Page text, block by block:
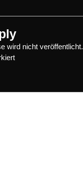
wird nicht veröffentlicht.